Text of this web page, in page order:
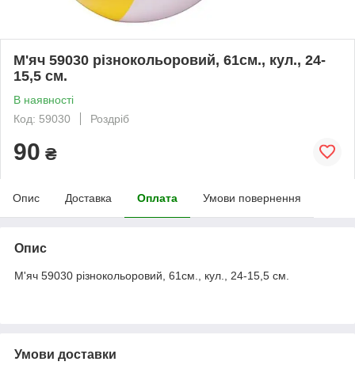
М'яч 59030 різнокольоровий, 61см., кул., 24-
15,5 см.
В наявності
Код: 59030
Роздріб
90 ₴
Опис Доставка Оплата Умови повернення
Опис
М'яч 59030 різнокольоровий, 61см., кул., 24-15,5 см.
Умови доставки